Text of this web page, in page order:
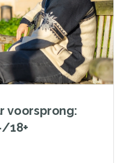
voorsprong:
18+